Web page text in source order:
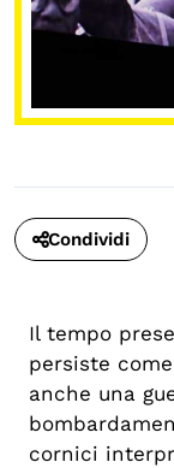
Condividi
Il tempo
persiste
anche una
cornici